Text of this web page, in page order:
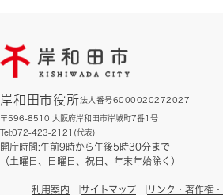
岸和田市役所法人番号6000020272027
〒596-8510 大阪府岸和田市岸城町7番1号
Tel:072-423-2121(代表)
開庁時間:午前9時から午後5時30分まで
（土曜日、日曜日、祝日、年末年始除く）
利用案内 サイトマップ リンク・著作権